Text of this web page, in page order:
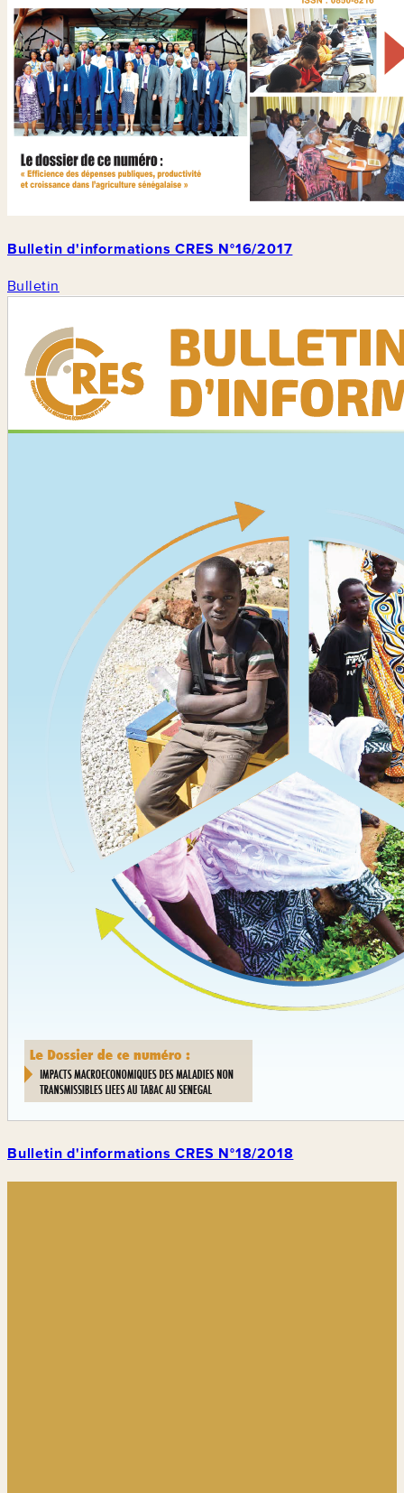
Bulletin d'informations CRES N°16/2017
Bulletin
Bulletin d'informations CRES N°18/2018